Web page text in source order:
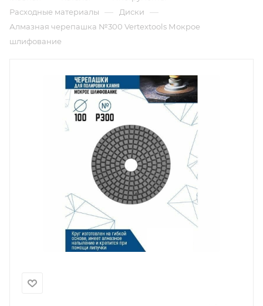
Расходные материалы — Диски —
Алмазная черепашка №300 Vertextools Мокрое
шлифование